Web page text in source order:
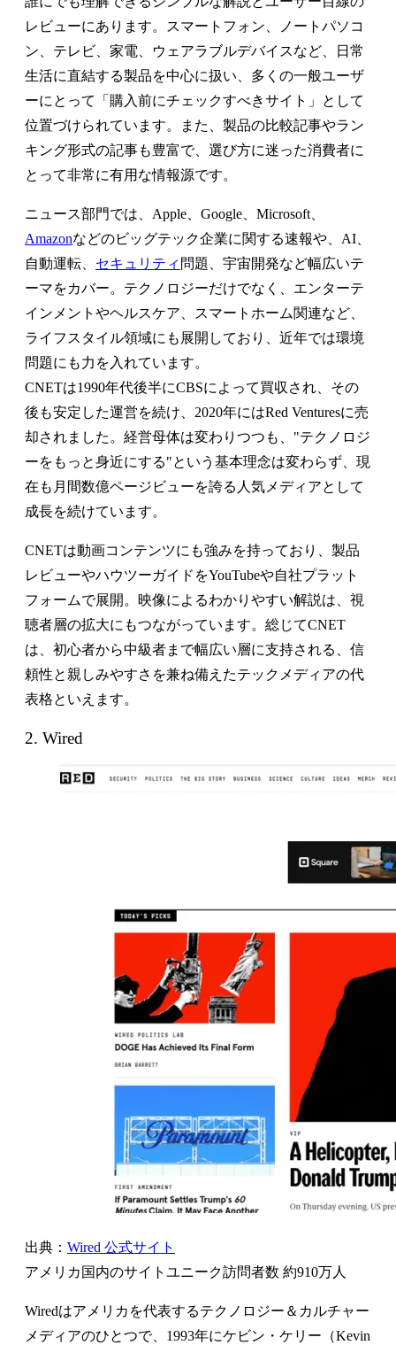
レビューにあります。スマートフォン、ノートパソコ
ン、テレビ、家電、ウェアラブルデバイスなど、日常
生活に直結する製品を中心に扱い、多くの一般ユーザ
ーにとって「購入前にチェックすべきサイト」として
位置づけられています。また、製品の比較記事やラン
キング形式の記事も豊富で、選び方に迷った消費者に
とって非常に有用な情報源です。
ニュース部門では、Apple、Google、Microsoft、
Amazonなどのビッグテック企業に関する速報や、AI、
自動運転、 セキュリティ 問題、宇宙開発など幅広いテ
ーマをカバー。テクノロジーだけでなく、エンターテ
インメントやヘルスケア、スマートホーム関連など、
ライフスタイル領域にも展開しており、近年では環境
問題にも力を入れています。
CNETは1990年代後半にCBSによって買収され、その
後も安定した運営を続け、2020年にはRed Venturesに売
却されました。経営母体は変わりつつも、"テクノロジ
ーをもっと身近にする"という基本理念は変わらず、現
在も月間数億ページビューを誇る人気メディアとして
成長を続けています。
CNETは動画コンテンツにも強みを持っており、製品
レビューやハウツーガイドをYouTubeや自社プラット
フォームで展開。映像によるわかりやすい解説は、視
聴者層の拡大にもつながっています。総じてCNET
は、初心者から中級者まで幅広い層に支持される、信
頼性と親しみやすさを兼ね備えたテックメディアの代
表格といえます。
2. Wired
出典： Wired 公式サイト
アメリカ国内のサイトユニーク訪問者数 約910万人
Wiredはアメリカを代表するテクノロジー＆カルチャー
メディアのひとつで、1993年にケビン・ケリー（Kevin